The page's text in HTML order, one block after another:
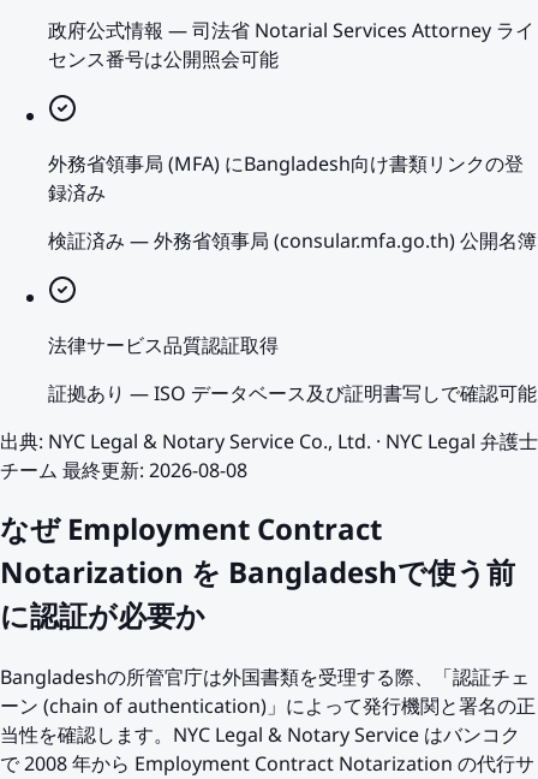
政府公式情報 —司法省 Notarial Services Attorney ライ
センス番号は公開照会可能
外務省領事局 (MFA) にBangladesh向け書類リンクの登
録済み
検証済み —外務省領事局 (consular.mfa.go.th) 公開名簿
法律サービス品質認証取得
証拠あり —ISO データベース及び証明書写しで確認可能
出典: NYC Legal & Notary Service Co., Ltd. · NYC Legal 弁護士
チーム 最終更新: 2026-08-08
なぜ Employment Contract
Notarization を Bangladeshで使う前
に認証が必要か
Bangladeshの所管官庁は外国書類を受理する際、「認証チェ
ーン (chain of authentication)」によって発行機関と署名の正
当性を確認します。NYC Legal & Notary Service はバンコク
で 2008 年から Employment Contract Notarization の代行サ